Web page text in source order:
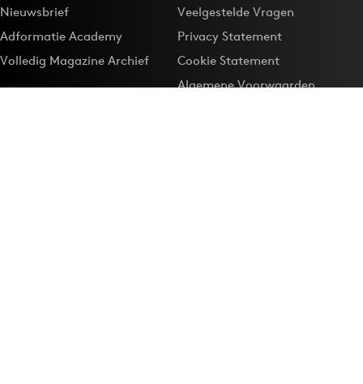
Nieuwsbrief
Adformatie Academy
Volledig Magazine Archief
Veelgestelde Vragen
Privacy Statement
Cookie Statement
Algemene Voorwaarden